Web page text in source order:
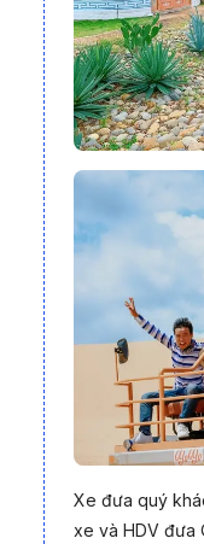
mãnh liệt và cũng
ai cũng ngẩn ngơ khi
Khởi đầu với khu
danh là vùng đất
hưởng không gian
bao la. Đừng bỏ lỡ cơ
như
Tháp Chăm Po
Xe đưa quý
xe và HDV đưa